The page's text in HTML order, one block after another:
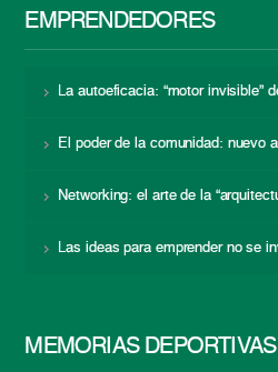
EMPRENDEDORES
La autoeficacia: “motor invisible”
El poder de la comunidad: nuevo
Networking: el arte de la
Las ideas para emprender no se
MEMORIAS DEPORTIVAS